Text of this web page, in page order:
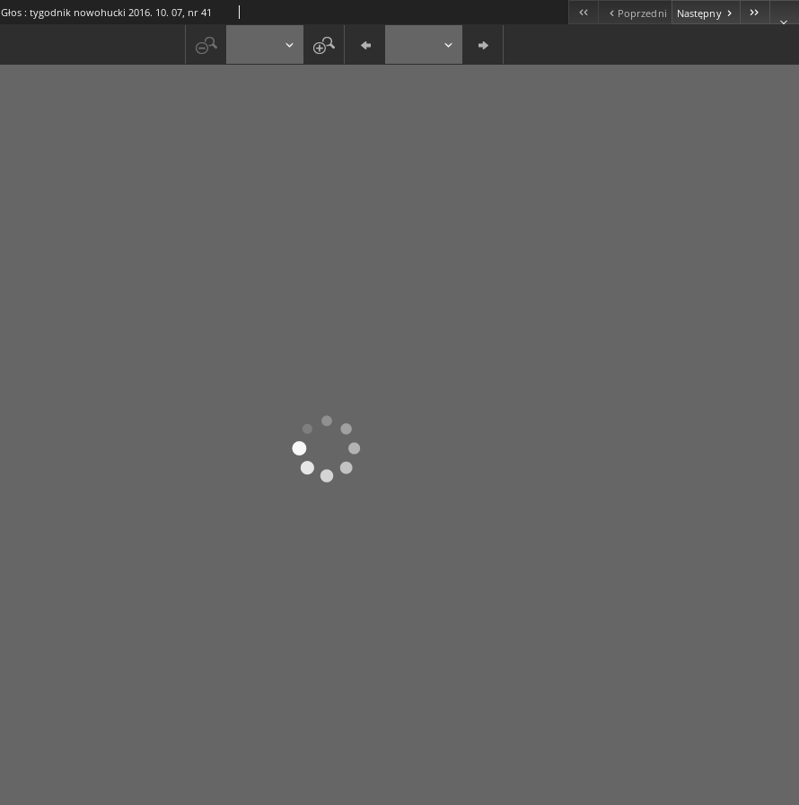
Głos : tygodnik nowohucki 2016. 10. 07, nr 41 Poprzedni Następny